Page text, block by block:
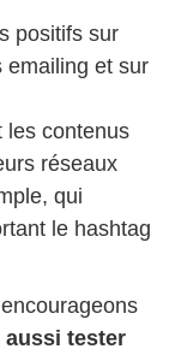
positifs sur
emailing et sur
les contenus
réseaux
qui
le hashtag
aussi tester